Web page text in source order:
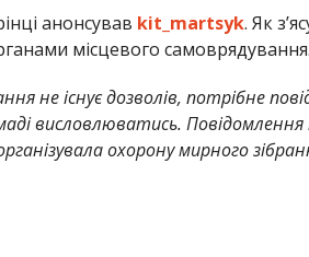
анонсував kit_martsyk. Як
місцевого самоврядування.
не існує дозволів, потрібне
висловлюватись. Повідомлення
охорону мирного